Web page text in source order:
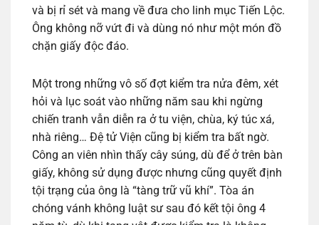
và bị rỉ sét và mang về đưa cho linh mục Tiến Lộc.
Ông không nỡ vứt đi và dùng nó như một món đồ
chặn giấy độc đáo.
Một trong những vô số đợt kiểm tra nửa đêm, xét
hỏi và lục soát vào những năm sau khi ngừng
chiến tranh vẫn diễn ra ở tu viện, chùa, ký túc xá,
nhà riêng… Đệ tử Viện cũng bị kiểm tra bất ngờ.
Công an viên nhìn thấy cây súng, dù để ở trên bàn
giấy, không sử dụng được nhưng cũng quyết định
tội trạng của ông là “tàng trữ vũ khí”. Tòa án
chóng vánh không luật sư sau đó kết tội ông 4